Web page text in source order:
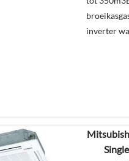
inverter